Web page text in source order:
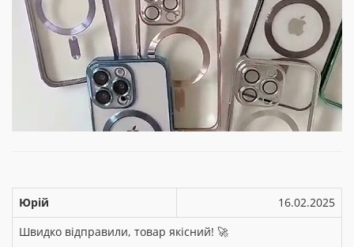
Юрій
16.02.2025
Швидко відправили, товар якісний! 🚀